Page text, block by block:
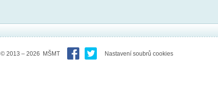
© 2013 – 2026 MŠMT Nastavení soubrů cookies